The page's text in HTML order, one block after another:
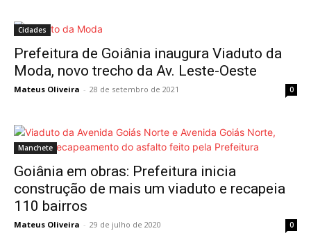
Cidades
Prefeitura de Goiânia inaugura Viaduto da
Moda, novo trecho da Av. Leste-Oeste
Mateus Oliveira - 28 de setembro de 2021 0
Manchete
Goiânia em obras: Prefeitura inicia
construção de mais um viaduto e recapeia
110 bairros
Mateus Oliveira - 29 de julho de 2020 0